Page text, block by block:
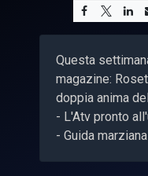
Questa
magazine:
doppia anima
- L'Atv pronto
- Guida